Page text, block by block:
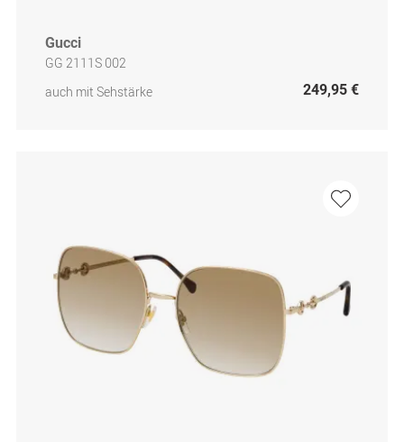
Gucci
GG 2111S 002
auch mit Sehstärke
249,95 €